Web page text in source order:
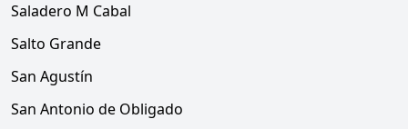
Saladero M Cabal
Salto Grande
San Agustín
San Antonio de Obligado